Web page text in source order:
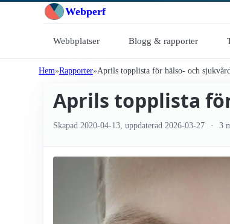
Webperf
Webbplatser Blogg & rapporter
Hem Rapporter Aprils topplista för hälso- och
Aprils topplista
Skapad 2020-04-13 , uppdaterad 2026-03-27 3